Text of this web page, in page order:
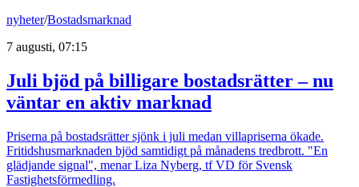
nyheter/Bostadsmarknad
7 augusti, 07:15
Juli bjöd på billigare bostadsrätter – nu
väntar en aktiv marknad
Priserna på bostadsrätter sjönk i juli medan villapriserna ökade.
Fritidshusmarknaden bjöd samtidigt på månadens tredbrott. "En
glädjande signal", menar Liza Nyberg, tf VD för Svensk
Fastighetsförmedling.